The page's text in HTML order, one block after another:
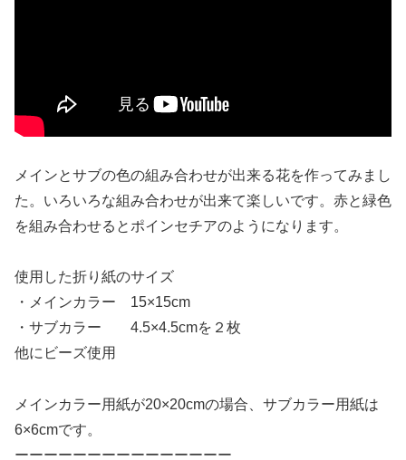
メインとサブの色の組み合わせが出来る花を作ってみまし
た。いろいろな組み合わせが出来て楽しいです。赤と緑色
を組み合わせるとポインセチアのようになります。
使用した折り紙のサイズ
・メインカラー 15×15cm
・サブカラー 4.5×4.5cmを２枚
他にビーズ使用
メインカラー用紙が20×20cmの場合、サブカラー用紙は
6×6cmです。
ーーーーーーーーーーーーーーー